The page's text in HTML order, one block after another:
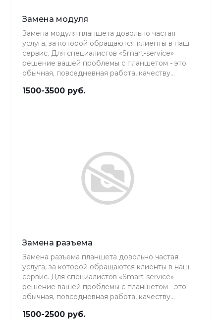
Замена модуля
Замена модуля планшета довольно частая
услуга, за которой обращаются клиенты в наш
сервис. Для специалистов «Smart-service»
решение вашей проблемы с планшетом - это
обычная, повседневная работа, качеству
1500-3500 руб.
Замена разъема
Замена разъема планшета довольно частая
услуга, за которой обращаются клиенты в наш
сервис. Для специалистов «Smart-service»
решение вашей проблемы с планшетом - это
обычная, повседневная работа, качеству
1500-2500 руб.